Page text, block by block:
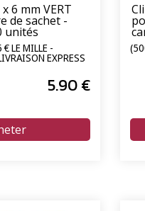
6 mm VERT
de sachet -
unités
LE MILLE -
EXPRESS
5.90€